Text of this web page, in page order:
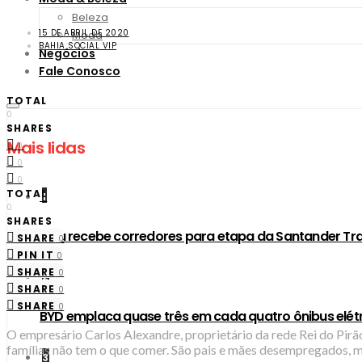
Beleza
Moda
Negócios
Fale Conosco
Mais lidas
1
Orla recebe corredores para etapa da Santander
2
BYD emplaca quase três em cada quatro ônibus
3
15 DE ABRIL DE 2020
BAHIA SOCIAL VIP
TOTAL
0
SHARES
0
0
0
TOTAL
0
SHARES
SHARE 0
PIN IT 0
SHARE 0
SHARE 0
SHARE 0
O empresário Carlos Alexandre, proprietário da rede Rei do
famílias não tem o que comer. São pais e mães